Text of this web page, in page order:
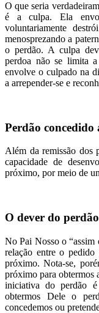
O que seria
é a culpa. Ela
voluntariamente
menosprezando a
o perdão. A culpa
perdoa não se limita
envolve o culpado na
a arrepender-se e
Perdão
Além da remissão dos
capacidade de
próximo, por meio de
O dever do perdão
No Pai Nosso o “assim
relação entre o
próximo. Nota-se,
próximo para obtermos
iniciativa do perdão
obtermos Dele o
concedemos ou